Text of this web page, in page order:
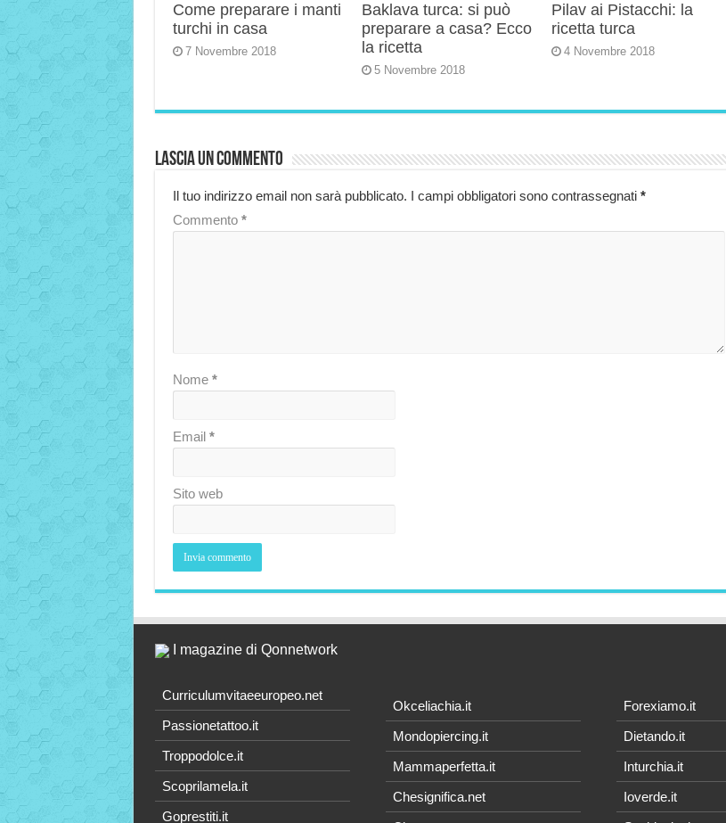
Come preparare i manti
turchi in casa
7 Novembre 2018
Baklava turca: si può
preparare a casa? Ecco
la ricetta
5 Novembre 2018
Pilav ai Pistacchi: la
ricetta turca
4 Novembre 2018
Lascia un commento
Il tuo indirizzo email non sarà pubblicato. I campi obbligatori sono contrassegnati *
Commento *
Nome *
Email *
Sito web
I magazine di Qonnetwork
Curriculumvitaeeuropeo.net
Passionetattoo.it
Troppodolce.it
Scoprilamela.it
Goprestiti.it
Okceliachia.it
Mondopiercing.it
Mammaperfetta.it
Chesignifica.net
Forexiamo.it
Dietando.it
Inturchia.it
Ioverde.it